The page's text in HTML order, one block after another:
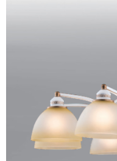
1.初回 AFTEEを ご利用の際
3.現在、台湾の会員のみご利用
三、利用規約「AFTEE代金後
ロテクションズ（以下
ます。当サービスご利用の際
の氏名、電話番号、受取人の
限らない）は、AFTEEに渡さ
す。AFTEEの個人情報の収集
ームページの『個人情報の収
ださい（https://aftee.tw/
AFTEEの初回ご利用の際に、